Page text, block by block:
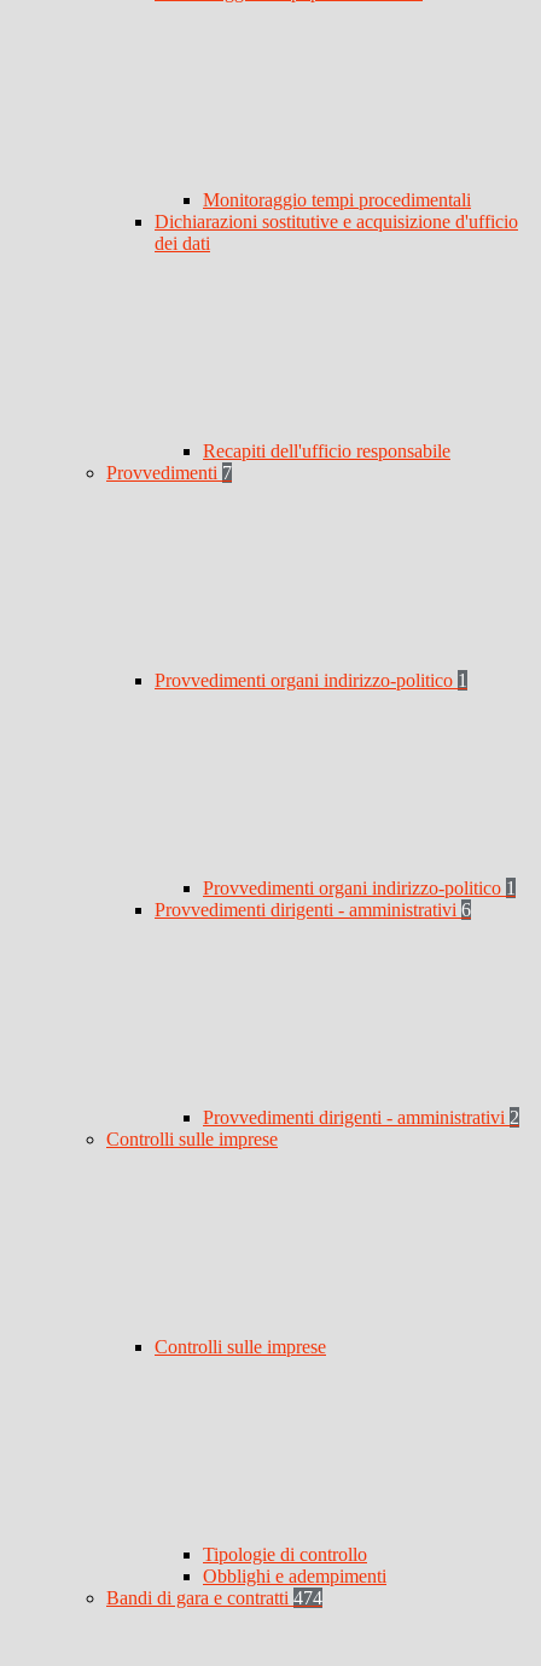
Monitoraggio tempi procedimentali
Dichiarazioni sostitutive e acquisizione d'ufficio
dei dati
Recapiti dell'ufficio responsabile
Provvedimenti 7
Provvedimenti organi indirizzo-politico 1
Provvedimenti organi indirizzo-politico 1
Provvedimenti dirigenti - amministrativi 6
Provvedimenti dirigenti - amministrativi 2
Controlli sulle imprese
Controlli sulle imprese
Tipologie di controllo
Obblighi e adempimenti
Bandi di gara e contratti 474